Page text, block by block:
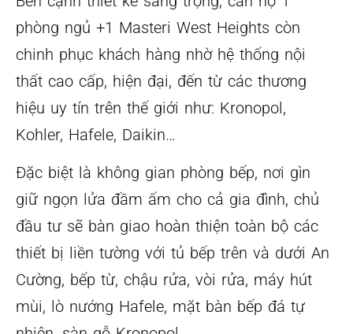
phòng ngủ +1 Masteri West Heights còn
chinh phục khách hàng nhờ hệ thống nội
thất cao cấp, hiện đại, đến từ các thương
hiệu uy tín trên thế giới như: Kronopol,
Kohler, Hafele, Daikin…
Đặc biệt là không gian phòng bếp, nơi gìn
giữ ngọn lửa đầm ấm cho cả gia đình, chủ
đầu tư sẽ bàn giao hoàn thiện toàn bộ các
thiết bị liền tường với tủ bếp trên và dưới An
Cường, bếp từ, chậu rửa, vòi rửa, máy hút
mùi, lò nướng Hafele, mặt bàn bếp đá tự